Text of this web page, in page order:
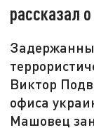
рассказал
Виктор
офиса
Машовец